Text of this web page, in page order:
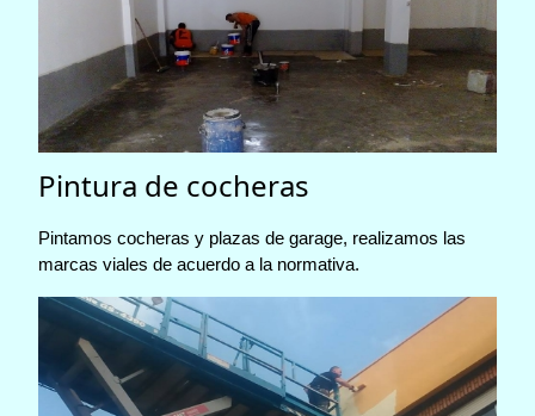
Pintura de cocheras
Pintamos cocheras y plazas de garage, realizamos las
marcas viales de acuerdo a la normativa.